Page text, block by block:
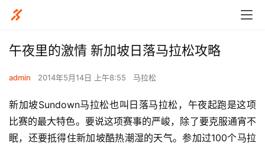
午夜里的激情 新加坡日落马拉松攻略
admin 2014年5月14日 上午8:55 马拉松
新加坡Sundown马拉松也叫日落马拉松，午夜起跑是这项
比赛的最大特色。要说这项赛事的严峻，除了要克服通宵不
眠，还要抵得住新加坡酷热潮湿的天气。参加过100个马拉